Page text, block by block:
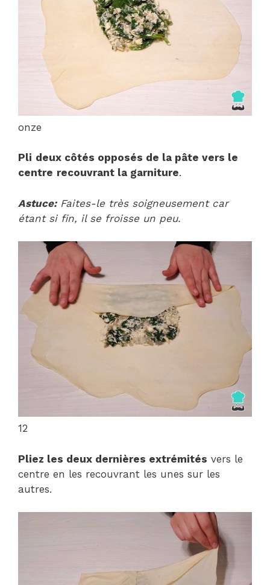
onze
Pli deux côtés opposés de la pâte vers le
centre recouvrant la garniture.
Astuce:Faites-le très soigneusement car
étant si fin, il se froisse un peu.
12
Pliez les deux dernières extrémités vers le
centre en les recouvrant les unes sur les
autres.